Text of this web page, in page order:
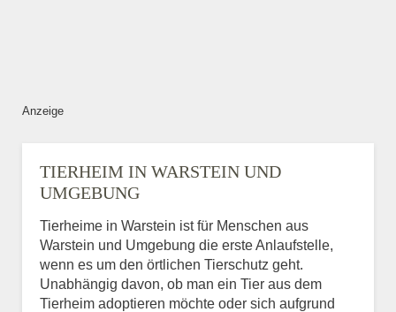
Anzeige
TIERHEIM IN WARSTEIN UND
UMGEBUNG
Tierheime in Warstein ist für Menschen aus
Warstein und Umgebung die erste Anlaufstelle,
wenn es um den örtlichen Tierschutz geht.
Unabhängig davon, ob man ein Tier aus dem
Tierheim adoptieren möchte oder sich aufgrund